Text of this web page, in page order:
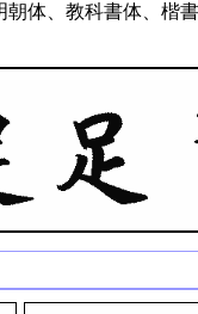
体、教科書体、楷